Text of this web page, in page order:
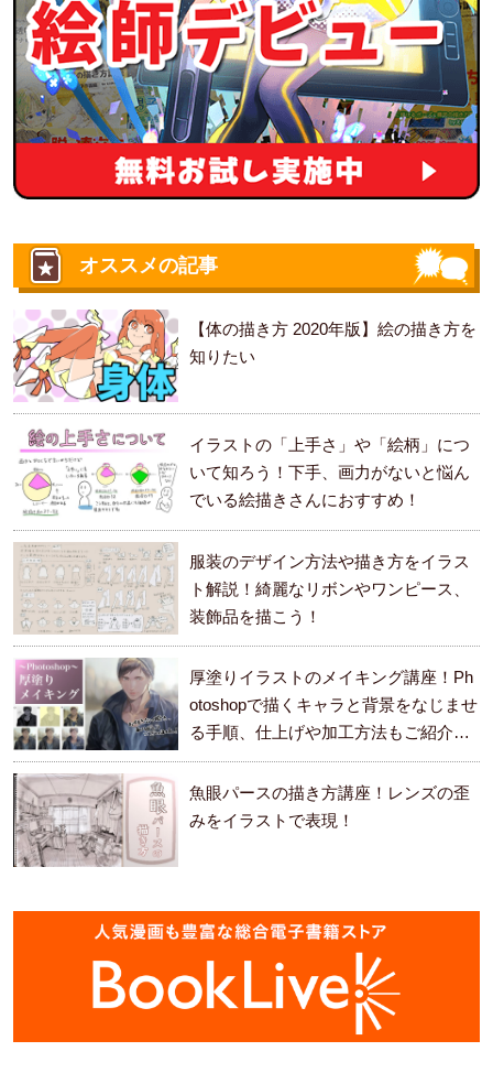
オススメの記事
【体の描き方 2020年版】絵の描き方を
知りたい
イラストの「上手さ」や「絵柄」につ
いて知ろう！下手、画力がないと悩ん
でいる絵描きさんにおすすめ！
服装のデザイン方法や描き方をイラス
ト解説！綺麗なリボンやワンピース、
装飾品を描こう！
厚塗りイラストのメイキング講座！Ph
otoshopで描くキャラと背景をなじませ
る手順、仕上げや加工方法もご紹介し
ます。
魚眼パースの描き方講座！レンズの歪
みをイラストで表現！